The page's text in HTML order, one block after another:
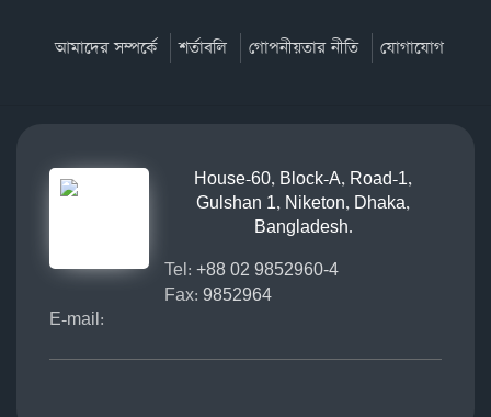
আমাদের সম্পর্কে শর্তাবলি গোপনীয়তার নীতি যোগাযোগ
House-60, Block-A, Road-1,
Gulshan 1, Niketon, Dhaka,
Bangladesh.
Tel: +88 02 9852960-4
Fax: 9852964
E-mail: